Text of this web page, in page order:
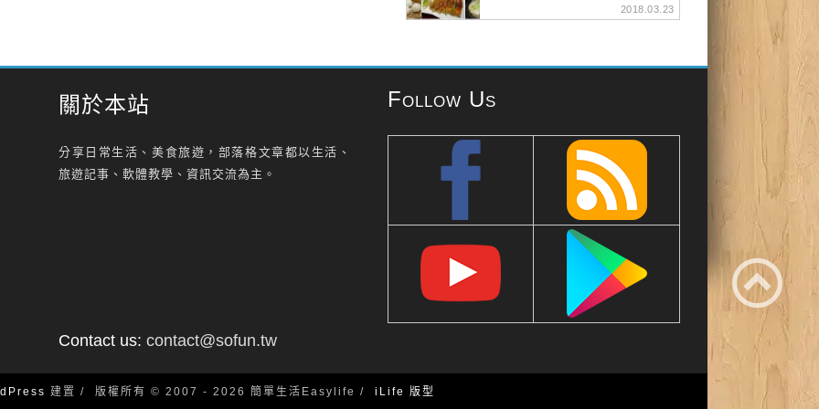
2018.03.23
關於本站
分享日常生活、美食旅遊，部落格文章都以生活、
旅遊記事、軟體教學、資訊交流為主。
Contact us: contact@sofun.tw
Follow Us
建置 版權所有 © 2007 - 2026 簡單生活Easylife iLife 版型